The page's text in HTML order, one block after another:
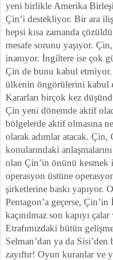
yeni birlikle Amerika
Çin’i destekliyor. Bir ara
hepsi kısa zamanda
mesafe sorunu yaşıyor.
inanıyor. İngiltere ise çok
Çin de bunu kabul
ülkenin öngörülerini kabul
Kararları birçok kez
Çin yeni dönemde aktif
bölgelerde aktif olmasına
olarak adımlar atacak.
konularındaki
olan Çin’in önünü kesmek
operasyon üstüne
şirketlerine baskı yapıyor.
Pentagon’a geçerse,
kaçınılmaz son kapıyı
Etrafımızdaki bütün
Selman’dan ya da
zayıftır! Oyun kuranlar ve